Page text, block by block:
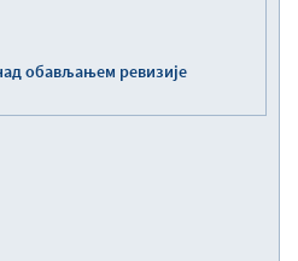
обављањем ревизије